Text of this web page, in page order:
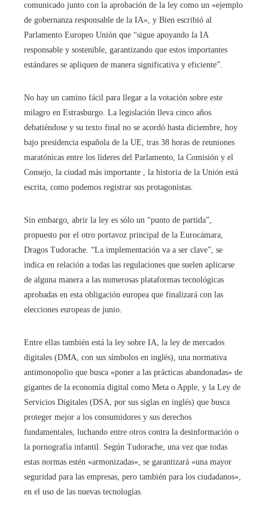
comunicado junto con la aprobación de la ley como un «ejemplo
de gobernanza responsable de la IA», y Bien escribió al
Parlamento Europeo Unión que “sigue apoyando la IA
responsable y sostenible, garantizando que estos importantes
estándares se apliquen de manera significativa y eficiente”.
No hay un camino fácil para llegar a la votación sobre este
milagro en Estrasburgo. La legislación lleva cinco años
debatiéndose y su texto final no se acordó hasta diciembre, hoy
bajo presidencia española de la UE, tras 38 horas de reuniones
maratónicas entre los líderes del Parlamento, la Comisión y el
Consejo, la ciudad más importante , la historia de la Unión está
escrita, como podemos registrar sus protagonistas.
Sin embargo, abrir la ley es sólo un “punto de partida”,
propuesto por el otro portavoz principal de la Eurocámara,
Dragos Tudorache. “La implementación va a ser clave”, se
indica en relación a todas las regulaciones que suelen aplicarse
de alguna manera a las numerosas plataformas tecnológicas
aprobadas en esta obligación europea que finalizará con las
elecciones europeas de junio.
Entre ellas también está la ley sobre IA, la ley de mercados
digitales (DMA, con sus símbolos en inglés), una normativa
antimonopolio que busca «poner a las prácticas abandonadas» de
gigantes de la economía digital como Meta o Apple, y la Ley de
Servicios Digitales (DSA, por sus siglas en inglés) que busca
proteger mejor a los consumidores y sus derechos
fundamentales, luchando entre otros contra la desinformación o
la pornografía infantil. Según Tudorache, una vez que todas
estas normas estén «armonizadas», se garantizará «una mayor
seguridad para las empresas, pero también para los ciudadanos»,
en el uso de las nuevas tecnologías.